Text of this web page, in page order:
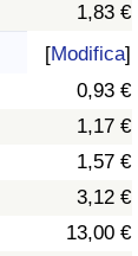
1,83 €
[Modifica]
0,93 €
1,17 €
1,57 €
3,12 €
13,00 €